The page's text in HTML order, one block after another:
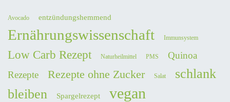
Avocado entzündungshemmend
Ernährungswissenschaft Immunsystem
Low Carb Rezept Naturheilmittel PMS
Quinoa
Rezepte
Rezepte ohne Zucker Salat
schlank
bleiben
Spargelrezept vegan